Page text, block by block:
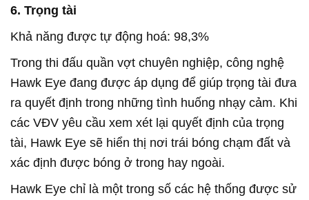
6. Trọng tài
Khả năng được tự động hoá: 98,3%
Trong thi đấu quần vợt chuyên nghiệp, công nghệ
Hawk Eye đang được áp dụng để giúp trọng tài đưa
ra quyết định trong những tình huống nhạy cảm. Khi
các VĐV yêu cầu xem xét lại quyết định của trọng
tài, Hawk Eye sẽ hiển thị nơi trái bóng chạm đất và
xác định được bóng ở trong hay ngoài.
Hawk Eye chỉ là một trong số các hệ thống được sử